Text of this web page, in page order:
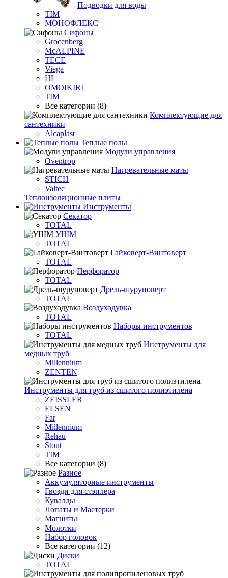
Подводки для воды
TIM
МОНОФЛЕКС
Сифоны
Grocenberg
McALPINE
TECE
Viega
HL
OMOIKIRI
TIM
Все категории (8)
Комплектующие для
сантехники
Alcaplast
Теплые полы
Модули управления
Oventrop
Нагревательные маты
STICH
Valtec
Теплоизоляционные плиты
Инструменты
Секатор
TOTAL
УШМ
TOTAL
Гайковерт-Винтоверт
TOTAL
Перфоратор
TOTAL
Дрель-шуруповерт
TOTAL
Воздуходувка
TOTAL
Наборы инструментов
TOTAL
Инструменты для
медных труб
Millennium
ZENTEN
Инструменты для труб из сшитого полиэтилена
ZEISSLER
ELSEN
Far
Millennium
Rehau
Stout
TIM
Все категории (8)
Разное
Аккумуляторные инструменты
Гвозди для стэплера
Кувалды
Лопаты и Мастерки
Магниты
Молотки
Набор головок
Все категории (12)
Диски
TOTAL